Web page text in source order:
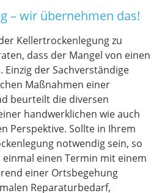
– wir übernehmen das!
Kellertrockenlegung zu
dass der Mangel von einen
der Sachverständige
Maßnahmen einer
beurteilt die diversen
handwerklichen wie auch
Perspektive. Sollte in Ihrem
notwendig sein, so
einen Termin mit einem
einer Ortsbegehung
Reparaturbedarf,